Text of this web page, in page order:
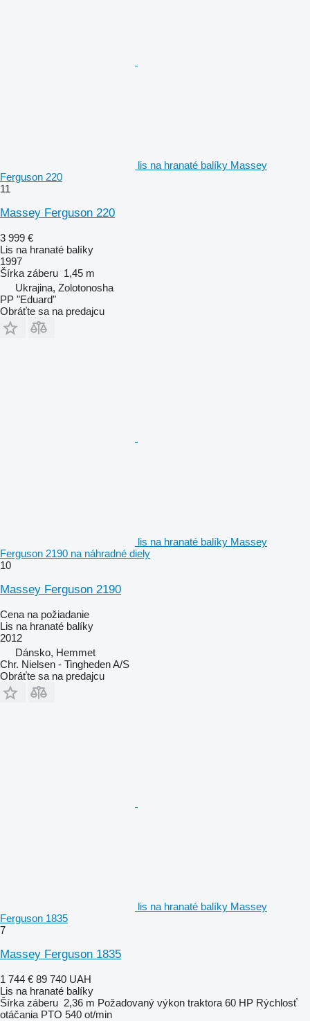
lis na hranaté balíky Massey
Ferguson 220
11
Massey Ferguson 220
3 999 €
Lis na hranaté balíky
1997
Šírka záberu 1,45 m
Ukrajina, Zolotonosha
PP "Eduard"
Obráťte sa na predajcu
lis na hranaté balíky Massey
Ferguson 2190 na náhradné diely
10
Massey Ferguson 2190
Cena na požiadanie
Lis na hranaté balíky
2012
Dánsko, Hemmet
Chr. Nielsen - Tingheden A/S
Obráťte sa na predajcu
lis na hranaté balíky Massey
Ferguson 1835
7
Massey Ferguson 1835
1 744 € 89 740 UAH
Lis na hranaté balíky
Šírka záberu 2,36 m Požadovaný výkon traktora 60 HP Rýchlosť
otáčania PTO 540 ot/min